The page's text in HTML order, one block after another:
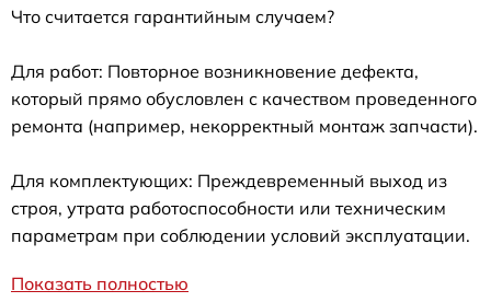
Что считается гарантийным случаем?
Для работ: Повторное возникновение дефекта,
который прямо обусловлен с качеством проведенного
ремонта (например, некорректный монтаж запчасти).
Для комплектующих: Преждевременный выход из
строя, утрата работоспособности или техническим
параметрам при соблюдении условий эксплуатации.
Показать полностью